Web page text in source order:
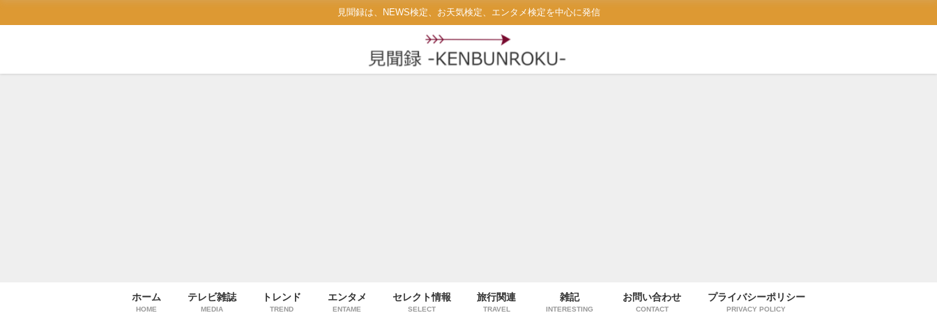
見聞録は、NEWS検定、お天気検定、エンタメ検定を中心に発信
ホーム
HOME
テレビ雑誌
MEDIA
トレンド
TREND
エンタメ
ENTAME
セレクト情報
SELECT
旅行関連
TRAVEL
雑記
INTERESTING
お問い合わせ
CONTACT
プライバシーポリシー
PRIVACY POLICY